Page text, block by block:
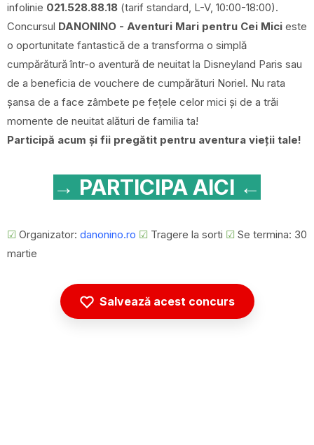
infolinie 021.528.88.18 (tarif standard, L-V, 10:00-18:00).
Concursul DANONINO - Aventuri Mari pentru Cei Mici este
o oportunitate fantastică de a transforma o simplă
cumpărătură într-o aventură de neuitat la Disneyland Paris sau
de a beneficia de vouchere de cumpărături Noriel. Nu rata
șansa de a face zâmbete pe fețele celor mici și de a trăi
momente de neuitat alături de familia ta!
Participă acum și fii pregătit pentru aventura vieții tale!
→ PARTICIPA AICI ←
☑ Organizator: danonino.ro ☑ Tragere la sorti ☑ Se termina: 30
martie
Salvează acest concurs